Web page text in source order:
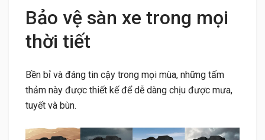
Bảo vệ sàn xe trong mọi
thời tiết
Bền bỉ và đáng tin cậy trong mọi mùa, những tấm
thảm này được thiết kế để dễ dàng chịu được mưa,
tuyết và bùn.